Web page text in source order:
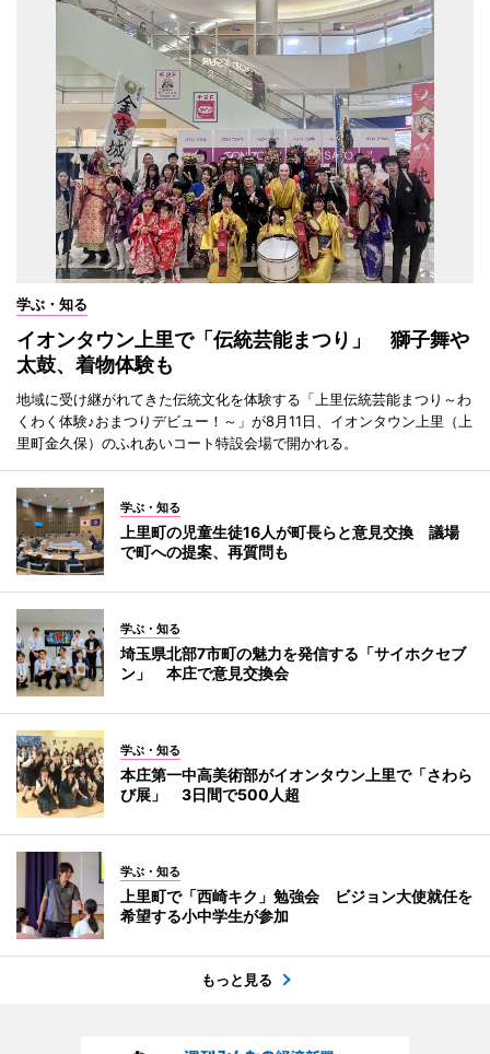
学ぶ・知る
イオンタウン上里で「伝統芸能まつり」 獅子舞や
太鼓、着物体験も
地域に受け継がれてきた伝統文化を体験する「上里伝統芸能まつり～わ
くわく体験♪おまつりデビュー！～」が8月11日、イオンタウン上里（上
里町金久保）のふれあいコート特設会場で開かれる。
学ぶ・知る
上里町の児童生徒16人が町長らと意見交換 議場
で町への提案、再質問も
学ぶ・知る
埼玉県北部7市町の魅力を発信する「サイホクセブ
ン」 本庄で意見交換会
学ぶ・知る
本庄第一中高美術部がイオンタウン上里で「さわら
び展」 3日間で500人超
学ぶ・知る
上里町で「西崎キク」勉強会 ビジョン大使就任を
希望する小中学生が参加
もっと見る